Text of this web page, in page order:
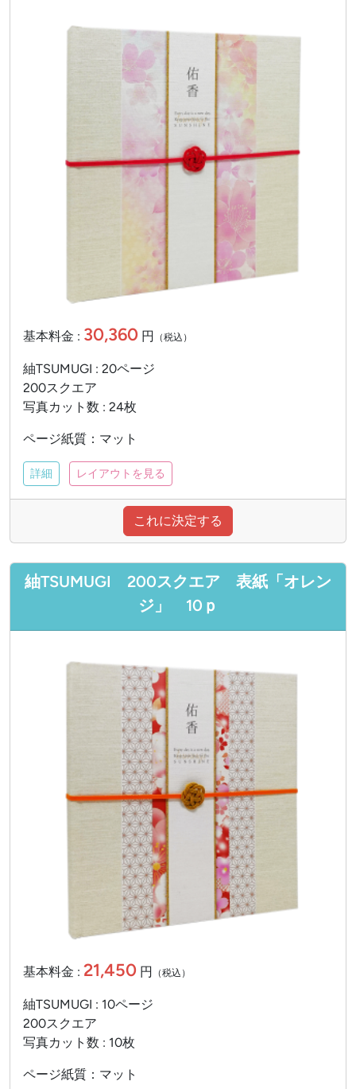
基本料金 : 30,360 円 （税込）
紬TSUMUGI : 20ページ
200スクエア
写真カット数 : 24枚
ページ紙質：マット
詳細 レイアウトを見る
これに決定する
紬TSUMUGI 200スクエア 表紙「オレン
ジ」 10ｐ
基本料金 : 21,450 円 （税込）
紬TSUMUGI : 10ページ
200スクエア
写真カット数 : 10枚
ページ紙質：マット